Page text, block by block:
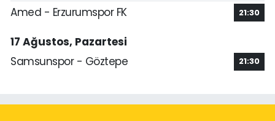
Amed - Erzurumspor FK 21:30
17 Ağustos, Pazartesi
Samsunspor - Göztepe
21:30